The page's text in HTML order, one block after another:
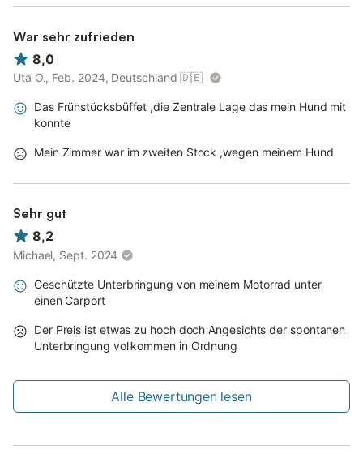
War sehr zufrieden
8,0
Uta O., Feb. 2024, Deutschland 🇩🇪
Das Frühstücksbüffet ,die Zentrale Lage das mein Hund mit
konnte
Mein Zimmer war im zweiten Stock ,wegen meinem Hund
Sehr gut
8,2
Michael, Sept. 2024
Geschützte Unterbringung von meinem Motorrad unter
einen Carport
Der Preis ist etwas zu hoch doch Angesichts der spontanen
Unterbringung vollkommen in Ordnung
Alle Bewertungen lesen